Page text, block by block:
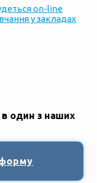
on-line
у закладах
один з наших